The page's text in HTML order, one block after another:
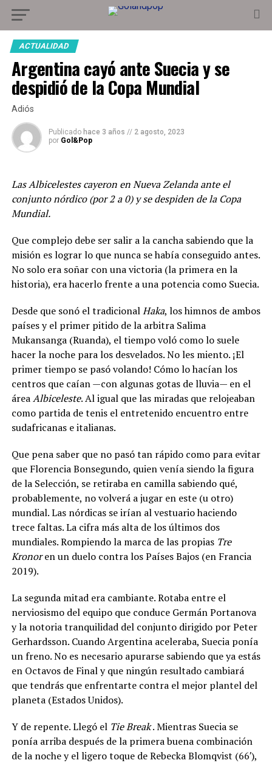
ACTUALIDAD
Argentina cayó ante Suecia y se
despidió de la Copa Mundial
Adiós
Publicado hace 3 años // 2 agosto, 2023
por Gol&Pop
Las Albicelestes cayeron en Nueva Zelanda ante el
conjunto nórdico (por 2 a 0) y se despiden de la Copa
Mundial.
Que complejo debe ser salir a la cancha sabiendo que la
misión es lograr lo que nunca se había conseguido antes.
No solo era soñar con una victoria (la primera en la
historia), era hacerlo frente a una potencia como Suecia.
Desde que sonó el tradicionalHaka, los himnos de ambos
países y el primer pitido de la arbitra Salima
Mukansanga (Ruanda), el tiempo voló como lo suele
hacer la noche para los desvelados. No les miento. ¡El
primer tiempo se pasó volando! Cómo lo hacían los
centros que caían —con algunas gotas de lluvia— en el
áreaAlbiceleste. Al igual que las miradas que relojeaban
como partida de tenis el entretenido encuentro entre
sudafricanas e italianas.
Que pena saber que no pasó tan rápido como para evitar
que Florencia Bonsegundo, quien venía siendo la figura
de la Selección, se retiraba en camilla sabiendo qué,
probablemente, no volverá a jugar en este (u otro)
mundial. Las nórdicas se irían al vestuario haciendo
trece faltas. La cifra más alta de los últimos dos
mundiales. Rompiendo la marca de las propias Tre
Kronoren un duelo contra los Países Bajos (en Francia
2019).
La segunda mitad era cambiante. Rotaba entre el
nerviosismo del equipo que conduce Germán Portanova
y la notoria tranquilidad del conjunto dirigido por Peter
Gerhardsson. Cuando Argentina aceleraba, Suecia ponía
un freno. No es necesario apurarse sabiendo que ya estás
en Octavos de Final y que ningún resultado cambiará
que tendrás que enfrentarte contra el mejor plantel del
planeta (Estados Unidos).
Y de repente. Llegó el Tie Break. Mientras Suecia se
ponía arriba después de la primera buena combinación
de la noche y el ligero toque de Rebecka Blomqvist (66′),